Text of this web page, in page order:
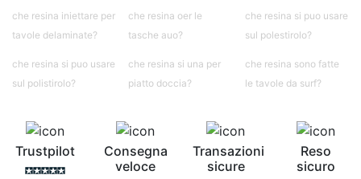
Mastice epossidico Adesivo epossidico
bicomponente Malta epossidica Colla
contro Epossidica Colla epossidica plastica See
all articles →
che resina iniettare per
tavole delaminate?
che resina oer le
tasche auo?
che resina si puo usare
sul polestirolo?
che resina si puo usare
sul polistirolo?
che resina si una per
piatto doccia?
che resina sono fatte
le tavole da surf?
Trustpilot
Consegna
veloce
Transazioni
sicure
Reso
sicuro